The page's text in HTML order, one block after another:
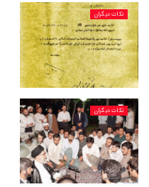
نکات دیگران
نکات دیگران